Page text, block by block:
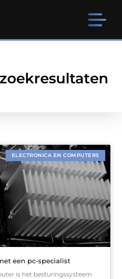
ELECTRONICA EN COMPUTERS
een pc-specialist
is het besturingssysteem